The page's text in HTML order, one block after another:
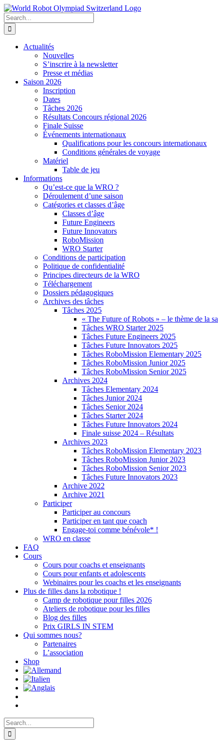
Skip
to
content
Search
for:
Actualités
Nouvelles
S’inscrire à la newsletter
Presse et médias
Saison 2026
Inscription
Dates
Tâches 2026
Résultats Concours régional 2026
Finale Suisse
Événements internationaux
Qualifications pour les concours internationaux
Conditions générales de voyage
Matériel
Table de jeu
Informations
Qu’est-ce que la WRO ?
Déroulement d’une saison
Catégories et classes d’âge
Classes d’âge
Future Engineers
Future Innovators
RoboMission
WRO Starter
Conditions de participation
Politique de confidentialité
Principes directeurs de la WRO
Téléchargement
Dossiers pédagogiques
Archives des tâches
Tâches 2025
« The Future of Robots » – le thème de la
Tâches WRO Starter 2025
Tâches Future Engineers 2025
Tâches Future Innovators 2025
Tâches RoboMission Elementary 2025
Tâches RoboMission Junior 2025
Tâches RoboMission Senior 2025
Archives 2024
Tâches Elementary 2024
Tâches Junior 2024
Tâches Senior 2024
Tâches Starter 2024
Tâches Future Innovators 2024
Finale suisse 2024 – Résultats
Archives 2023
Tâches RoboMission Elementary 2023
Tâches RoboMission Junior 2023
Tâches RoboMission Senior 2023
Tâches Future Innovators 2023
Archive 2022
Archive 2021
Participer
Participer au concours
Participer en tant que coach
Engage-toi comme bénévole* !
WRO en classe
FAQ
Cours
Cours pour coachs et enseignants
Cours pour enfants et adolescents
Webinaires pour les coachs et les enseignants
Plus de filles dans la robotique !
Camp de robotique pour filles 2026
Ateliers de robotique pour les filles
Blog des filles
Prix GIRLS IN STEM
Qui sommes nous?
Partenaires
L’association
Shop
Search
for: